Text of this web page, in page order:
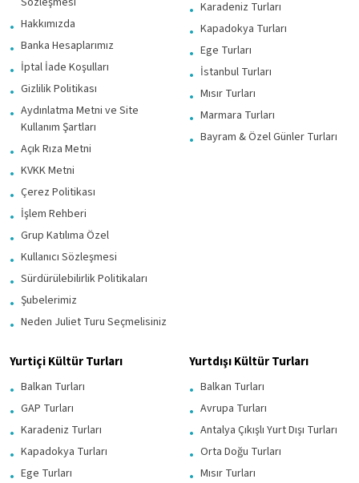
Hakkımızda
Banka Hesaplarımız
İptal İade Koşulları
Gizlilik Politikası
Aydınlatma Metni ve Site
Kullanım Şartları
Açık Rıza Metni
KVKK Metni
Çerez Politikası
İşlem Rehberi
Grup Katılıma Özel
Kullanıcı Sözleşmesi
Sürdürülebilirlik Politikaları
Şubelerimiz
Neden Juliet Turu Seçmelisiniz
Karadeniz Turları
Kapadokya Turları
Ege Turları
İstanbul Turları
Mısır Turları
Marmara Turları
Bayram & Özel Günler Turları
Yurtiçi Kültür Turları
Balkan Turları
GAP Turları
Karadeniz Turları
Kapadokya Turları
Ege Turları
Yurtdışı Kültür Turları
Balkan Turları
Avrupa Turları
Antalya Çıkışlı Yurt Dışı Turları
Orta Doğu Turları
Mısır Turları